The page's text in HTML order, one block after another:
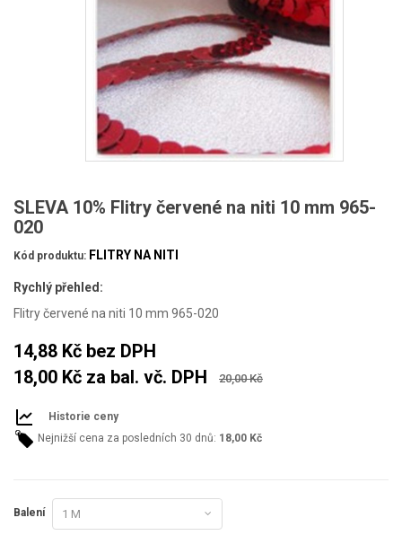
SLEVA 10% Flitry červené na niti 10 mm 965-
020
Kód produktu: FLITRY NA NITI
Rychlý přehled:
Flitry červené na niti 10 mm 965-020
14,88 Kč bez DPH
18,00 Kč za bal. vč. DPH 20,00 Kč
Historie ceny
Nejnižší cena za posledních 30 dnů: 18,00 Kč
Balení